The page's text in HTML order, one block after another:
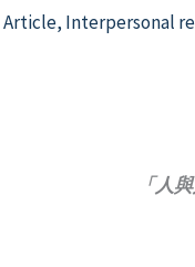
Article, Interpersonal
「人